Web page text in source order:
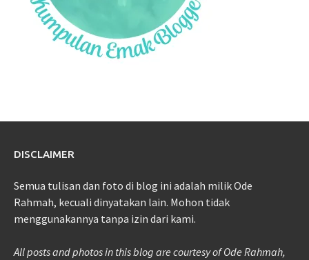
DISCLAIMER
Semua tulisan dan foto di blog ini adalah milik Ode
Rahmah, kecuali dinyatakan lain. Mohon tidak
menggunakannya tanpa izin dari kami.
All posts and photos in this blog are courtesy of Ode Rahmah,